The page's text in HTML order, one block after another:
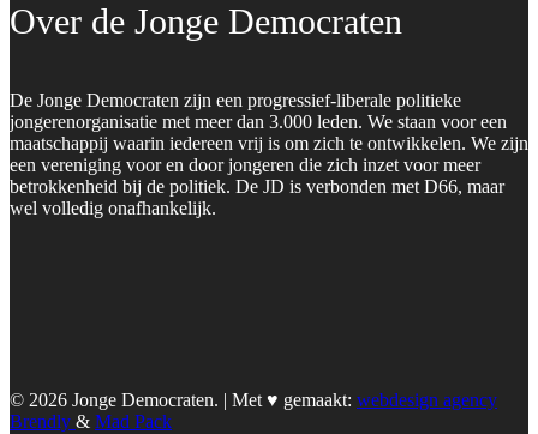
Over de Jonge Democraten
De Jonge Democraten zijn een progressief-liberale politieke
jongerenorganisatie met meer dan 3.000 leden. We staan voor een
maatschappij waarin iedereen vrij is om zich te ontwikkelen. We zijn
een vereniging voor en door jongeren die zich inzet voor meer
betrokkenheid bij de politiek. De JD is verbonden met D66, maar
wel volledig onafhankelijk.
© 2026 Jonge Democraten. | Met ♥︎ gemaakt: webdesign agency
Brendly & Mad Pack